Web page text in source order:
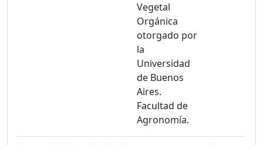
Vegetal
Orgánica
otorgado por
la
Universidad
de Buenos
Aires.
Facultad de
Agronomía.